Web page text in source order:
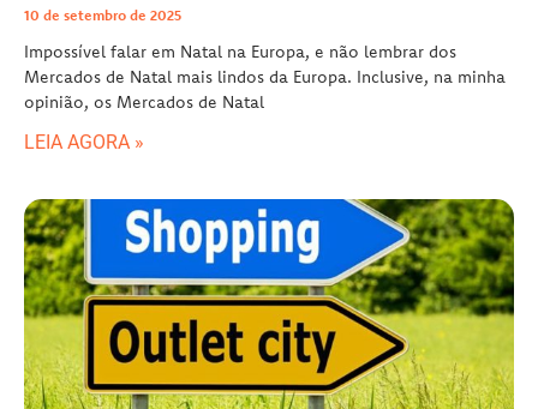
10 de setembro de 2025
Impossível falar em Natal na Europa, e não lembrar dos
Mercados de Natal mais lindos da Europa. Inclusive, na minha
opinião, os Mercados de Natal
LEIA AGORA »